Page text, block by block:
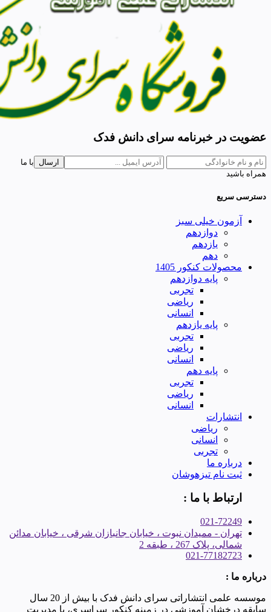
عضویت در خبرنامه سرای دانش فدک
ارسال
با ما
همراه باشید
دسترسی سریع
آزمون خیلی سبز
دوازدهم
یازدهم
دهم
محصولات کنکور 1405
پایه دوازدهم
تجربی
ریاضی
انسانی
پایه یازدهم
تجربی
ریاضی
انسانی
پایه دهم
تجربی
ریاضی
انسانی
انتشارات
ریاضی
انسانی
تجربی
درباره ما
ثبت نام تیزهوشان
ارتباط با ما :
021-72249
تهران - ممیدان نبوت ، خیابان جانبازان شرقی ، خیابان مدائن
شمالی، پلاک 267 ، طبقه 2
021-77182723
درباره ما :
موسسه علمی انتشاراتی سرای دانش فدک با بیش از 20 سال
سابقه درخشان آموزشی در زمینه کنکور سراسری، با مدیریت